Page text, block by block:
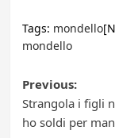
Tags: mondello
mondello
Post
Previous:
Strangola i figli
ho soldi per